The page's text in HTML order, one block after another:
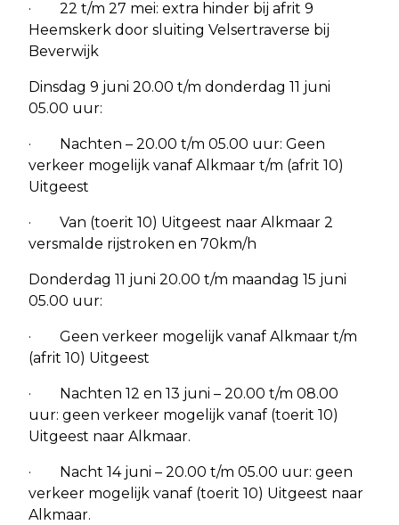
· 22 t/m 27 mei: extra hinder bij afrit 9
Heemskerk door sluiting Velsertraverse bij
Beverwijk
Dinsdag 9 juni 20.00 t/m donderdag 11 juni
05.00 uur:
· Nachten – 20.00 t/m 05.00 uur: Geen
verkeer mogelijk vanaf Alkmaar t/m (afrit 10)
Uitgeest
· Van (toerit 10) Uitgeest naar Alkmaar 2
versmalde rijstroken en 70km/h
Donderdag 11 juni 20.00 t/m maandag 15 juni
05.00 uur:
· Geen verkeer mogelijk vanaf Alkmaar t/m
(afrit 10) Uitgeest
· Nachten 12 en 13 juni – 20.00 t/m 08.00
uur: geen verkeer mogelijk vanaf (toerit 10)
Uitgeest naar Alkmaar.
· Nacht 14 juni – 20.00 t/m 05.00 uur: geen
verkeer mogelijk vanaf (toerit 10) Uitgeest naar
Alkmaar.